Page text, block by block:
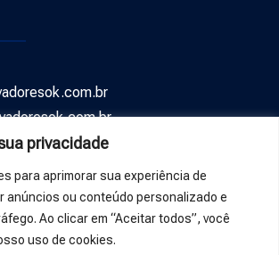
privacidade
para aprimorar sua experiência de
anúncios ou conteúdo personalizado e
Ao clicar em “Aceitar todos”, você
uso de cookies.
0544
0533